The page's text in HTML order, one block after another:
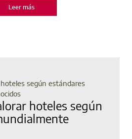
Leer más
hoteles según